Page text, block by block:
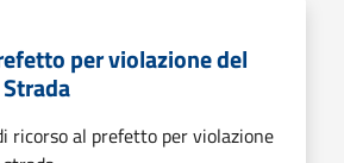
per violazione del
ricorso al prefetto per violazione